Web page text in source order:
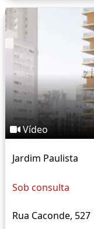
Vídeo
Jardim Paulista
Sob consulta
Rua Caconde, 527